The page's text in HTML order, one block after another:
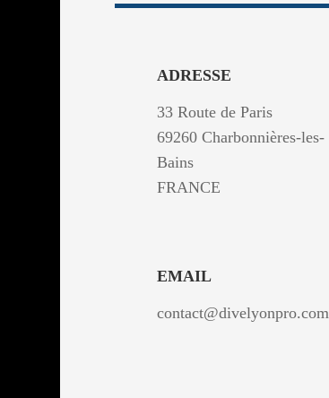
ADRESSE
33 Route de Paris
69260 Charbonnières-les-
Bains
FRANCE
EMAIL
contact@divelyonpro.com